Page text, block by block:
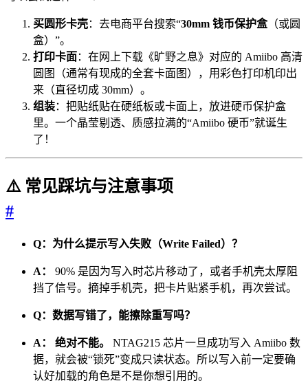
买圆形卡壳：去电商平台搜索“30mm 钱币保护盒（或圆
盒）”。
打印卡面：在网上下载《旷野之息》对应的 Amiibo 高清
圆图（通常有现成的全套卡面图），用彩色打印机印出
来（直径切成 30mm）。
组装：把贴纸贴在硬纸板或卡面上，放进硬币保护盒
里。一个晶莹剔透、质感拉满的“Amiibo 硬币”就诞生
了！
⚠️ 常见踩坑与注意事项
#
Q：为什么提示写入失败（Write Failed）？
A：
90% 是因为写入时芯片移动了，或者手机壳太厚阻
挡了信号。摘掉手机壳，把卡片贴紧手机，再次尝试。
Q：数据写错了，能擦除重写吗？
A： 绝对不能。
NTAG215 芯片一旦成功写入 Amiibo 数
据，就会被“锁死”变成只读状态。所以写入前一定要确
认好加载的角色是不是你想引用的。